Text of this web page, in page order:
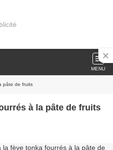
MENU
pâte de fruits
à la pâte de fruits